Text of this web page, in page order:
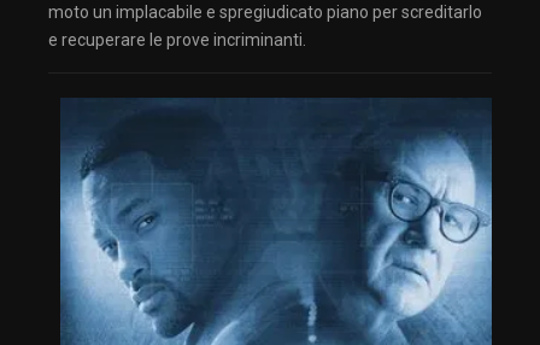
moto un implacabile e spregiudicato piano per screditarlo
e recuperare le prove incriminanti.